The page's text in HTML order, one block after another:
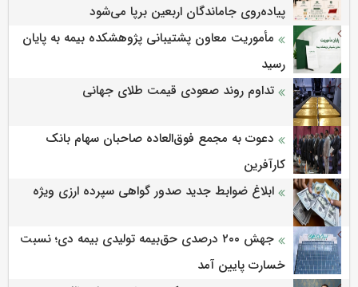
پیاده‌روی جاماندگان اربعین برپا می‌شود
مأموریت معاون پشتیبانی پژوهشكده بیمه به پایان
رسید
تداوم روند صعودی قیمت طلای جهانی
دعوت به مجمع فوق‌العاده صاحبان سهام بانک
کارآفرین
ابلاغ ضوابط جدید صدور گواهی سپرده ارزی ویژه
جهش ۲۰۰ درصدی حق‌بیمه تولیدی بیمه دی؛ نسبت
خسارت پایین آمد